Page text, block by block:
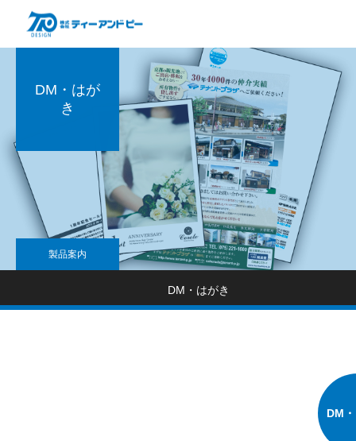
DM・はが
き
製品案内
DM・はがき
DM